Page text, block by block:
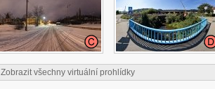
Zobrazit všechny virtuální prohlídky